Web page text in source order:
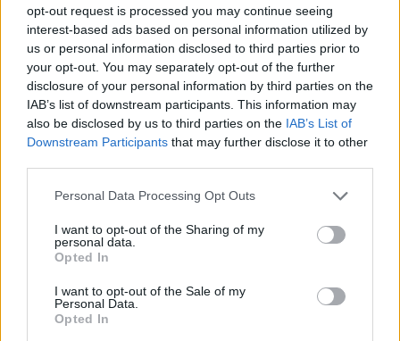
opt-out request is processed you may continue seeing
interest-based ads based on personal information utilized by
us or personal information disclosed to third parties prior to
your opt-out. You may separately opt-out of the further
disclosure of your personal information by third parties on the
IAB’s list of downstream participants. This information may
also be disclosed by us to third parties on the IAB’s List of
Downstream Participants that may further disclose it to other
Please note that this website/app uses one or more Google
not limited to your visit or usage behaviour. You may click to
grant or deny consent to Google and its third-party tags to
use your data for below specified purposes in below Google
consent section.
Personal Data Processing Opt Outs
I want to opt-out of the Sharing of my
personal data.
Opted In
I want to opt-out of the Sale of my
Personal Data.
Opted In